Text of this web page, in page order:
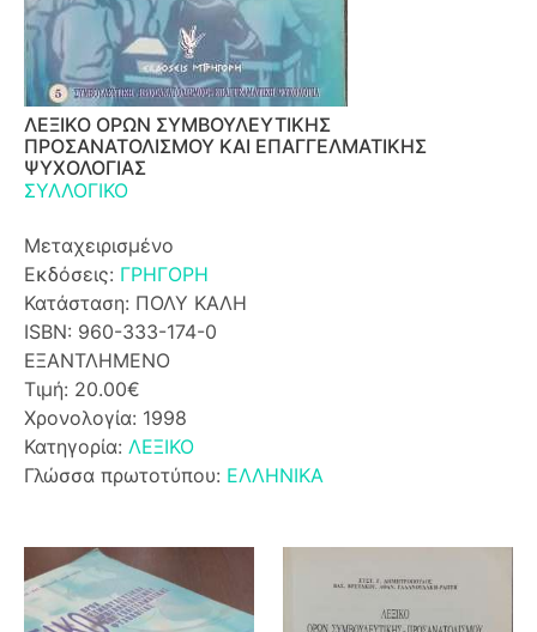
ΛΕΞΙΚΟ ΟΡΩΝ ΣΥΜΒΟΥΛΕΥΤΙΚΗΣ
ΠΡΟΣΑΝΑΤΟΛΙΣΜΟΥ ΚΑΙ ΕΠΑΓΓΕΛΜΑΤΙΚΗΣ
ΨΥΧΟΛΟΓΙΑΣ
ΣΥΛΛΟΓΙΚΟ
Μεταχειρισμένο
Εκδόσεις: ΓΡΗΓΟΡΗ
Κατάσταση: ΠΟΛΥ ΚΑΛΗ
ISBN: 960-333-174-0
ΕΞΑΝΤΛΗΜΕΝΟ
Τιμή: 20.00€
Χρονολογία: 1998
Κατηγορία: ΛΕΞΙΚΟ
Γλώσσα πρωτοτύπου: ΕΛΛΗΝΙΚΑ